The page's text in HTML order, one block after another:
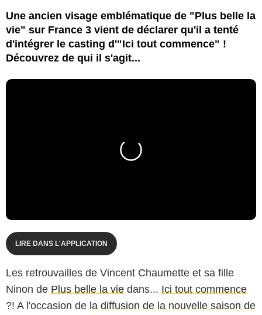
Une ancien visage emblématique de "Plus belle la
vie" sur France 3 vient de déclarer qu'il a tenté
d'intégrer le casting d'"Ici tout commence" !
Découvrez de qui il s'agit...
LIRE DANS L'APPLICATION
Les retrouvailles de Vincent Chaumette et sa fille
Ninon de Plus belle la vie dans... Ici tout commence
?! A l'occasion de la diffusion de la nouvelle saison de